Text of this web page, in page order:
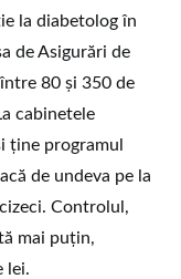
la diabetolog în
de Asigurări de
80 și 350 de
cabinetele
ține programul
de undeva pe la
Controlul,
mai puțin,
lei.